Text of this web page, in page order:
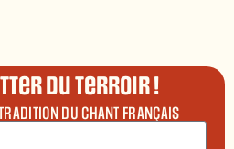
du terroir !
DU CHANT FRANÇAIS